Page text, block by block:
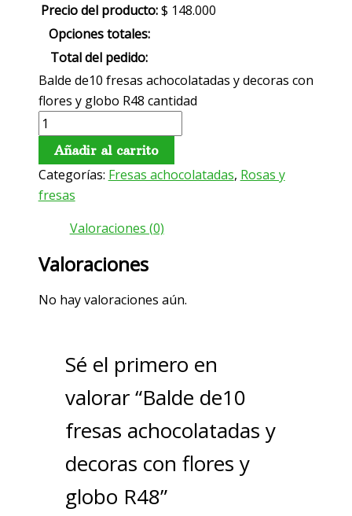
Precio del producto:$ 148.000
Opciones totales:
Total del pedido:
Balde de10 fresas achocolatadas y decoras con
flores y globo R48 cantidad
Añadir al carrito
Categorías: Fresas achocolatadas, Rosas y
fresas
Valoraciones (0)
Valoraciones
No hay valoraciones aún.
Sé el primero en
valorar “Balde de10
fresas achocolatadas y
decoras con flores y
globo R48”